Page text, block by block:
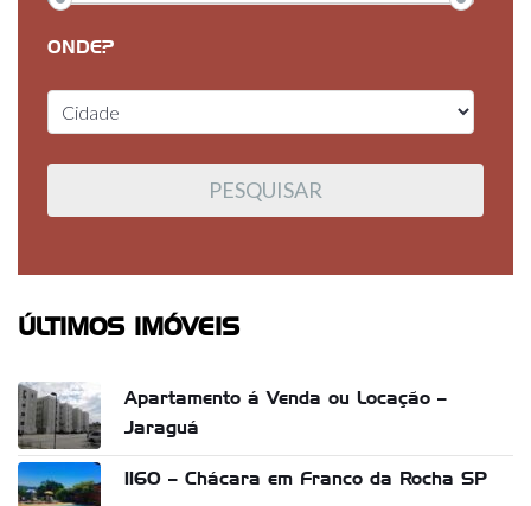
ONDE?
ÚLTIMOS IMÓVEIS
Apartamento á Venda ou Locação –
Jaraguá
1160 – Chácara em Franco da Rocha SP